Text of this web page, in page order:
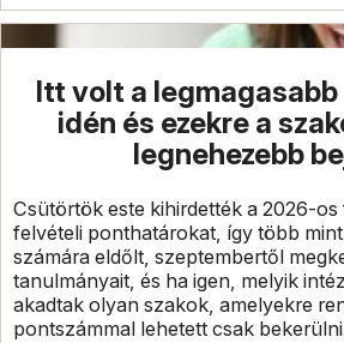
Itt volt a
idén és ezekre a
legnehezebb
Csütörtök este kihirdették a 2026-
felvételi ponthatárokat, így több
számára eldőlt, szeptembertől
tanulmányait, és ha igen, melyik
akadtak olyan szakok, amelyekre
pontszámmal lehetett csak